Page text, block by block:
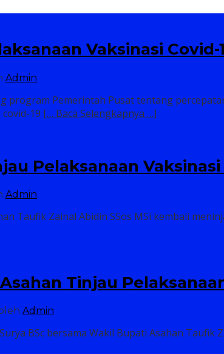
Vaksinasi Covid-
Admin
program Pemerintah Pusat tentang
19 [… Baca Selengkapnya …]
Pelaksanaan Vaksinasi
Admin
Taufik Zainal Abidin SSos MSi kembali
Tinjau
Admin
BSc bersama Wakil Bupati Asahan